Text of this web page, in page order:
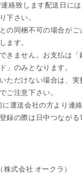
絡致します配送日に
下さい。
の同梱不可の場合が
ます。
きません。お支払は
」のみとなります。
ただけない場合は、
ご注意下さい。
に運送会社の方より連
録の際は日中つなが
式会社 オークラ）